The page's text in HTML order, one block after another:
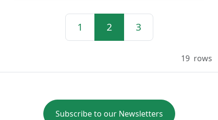
1 2 3
19 rows
Subscribe to our Newsletters